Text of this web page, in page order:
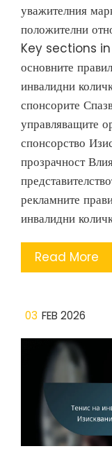
уважителния
положителни
Key sections
основните
инвалидни
спонсорите
управляващите
спонсорство
прозрачност
рекламните
инвалидни
Read More
03 FEB 2026